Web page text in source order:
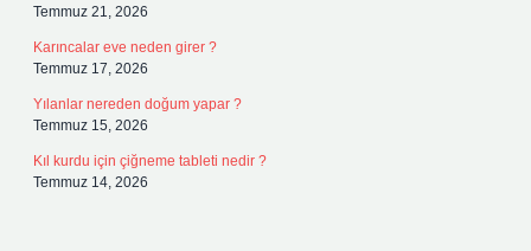
Temmuz 21, 2026
Karıncalar eve neden girer ?
Temmuz 17, 2026
Yılanlar nereden doğum yapar ?
Temmuz 15, 2026
Kıl kurdu için çiğneme tableti nedir ?
Temmuz 14, 2026